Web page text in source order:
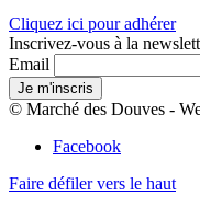
Cliquez ici pour adhérer
Inscrivez-vous à la
Email
© Marché des Douves -
Facebook
Faire défiler vers le haut